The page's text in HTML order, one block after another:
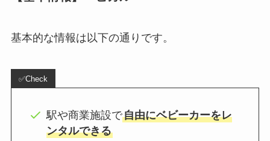
基本的な情報は以下の通りです。
✅Check
駅や商業施設で自由にベビーカーをレ
ンタルできる